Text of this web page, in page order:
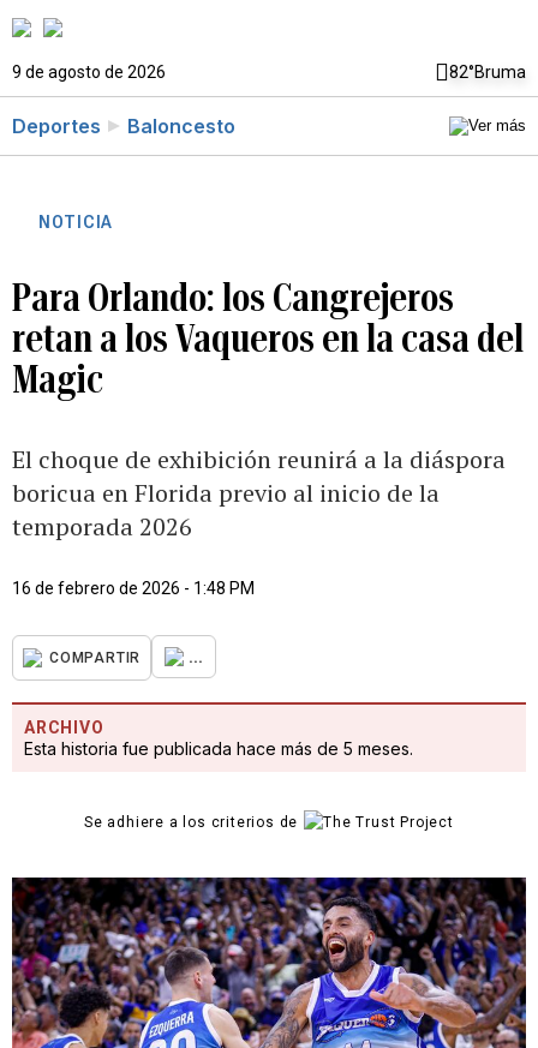
9 de agosto de 2026 82°Bruma
Deportes Baloncesto
NOTICIA
Para Orlando: los Cangrejeros
retan a los Vaqueros en la casa del
Magic
El choque de exhibición reunirá a la diáspora
boricua en Florida previo al inicio de la
temporada 2026
16 de febrero de 2026 - 1:48 PM
COMPARTIR ...
ARCHIVO
Esta historia fue publicada hace más de 5 meses.
Se adhiere a los criterios de